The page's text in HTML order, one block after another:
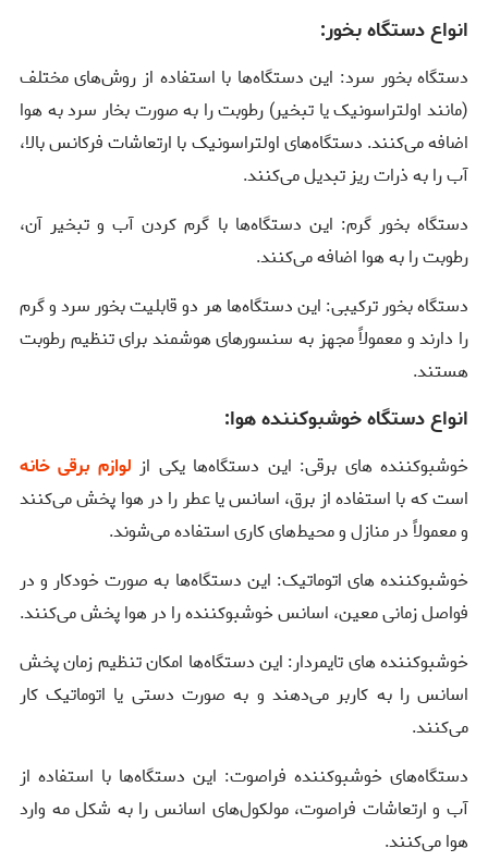
انواع دستگاه بخور:
دستگاه بخور سرد: این دستگاه‌ها با استفاده از روش‌های مختلف
(مانند اولتراسونیک یا تبخیر) رطوبت را به صورت بخار سرد به هوا
اضافه می‌کنند. دستگاه‌های اولتراسونیک با ارتعاشات فرکانس بالا،
آب را به ذرات ریز تبدیل می‌کنند.
دستگاه بخور گرم: این دستگاه‌ها با گرم کردن آب و تبخیر آن،
رطوبت را به هوا اضافه می‌کنند.
دستگاه بخور ترکیبی: این دستگاه‌ها هر دو قابلیت بخور سرد و گرم
را دارند و معمولاً مجهز به سنسورهای هوشمند برای تنظیم رطوبت
هستند.
انواع دستگاه خوشبوکننده هوا:
خوشبوکننده های برقی: این دستگاه‌ها یکی از لوازم برقی خانه
است که با استفاده از برق، اسانس یا عطر را در هوا پخش می‌کنند
و معمولاً در منازل و محیط‌های کاری استفاده می‌شوند.
خوشبوکننده های اتوماتیک: این دستگاه‌ها به صورت خودکار و در
فواصل زمانی معین، اسانس خوشبوکننده را در هوا پخش می‌کنند.
خوشبوکننده های تایمردار: این دستگاه‌ها امکان تنظیم زمان پخش
اسانس را به کاربر می‌دهند و به صورت دستی یا اتوماتیک کار
می‌کنند.
دستگاه‌های خوشبوکننده فراصوت: این دستگاه‌ها با استفاده از
آب و ارتعاشات فراصوت، مولکول‌های اسانس را به شکل مه وارد
هوا می‌کنند.